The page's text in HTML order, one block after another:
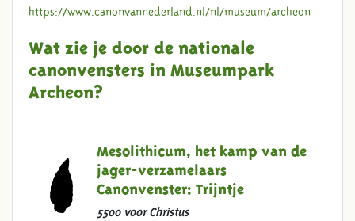
https://www.canonvannederland.nl/nl/museum/archeon
Wat zie je door de nationale
canonvensters in Museumpark
Archeon?
Mesolithicum, het kamp van de
jager-verzamelaars
Canonvenster: Trijntje
5500 voor Christus